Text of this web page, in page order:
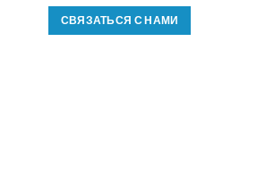
СВЯЗАТЬСЯ С НАМИ